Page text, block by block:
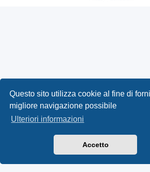
Questo sito utilizza cookie al fine di
migliore navigazione possibile
Ulteriori informazioni
Accetto